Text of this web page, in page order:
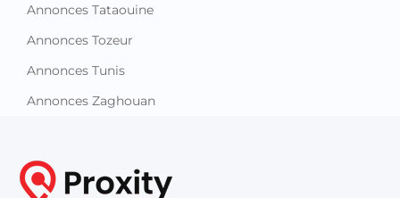
Annonces Tataouine
Annonces Tozeur
Annonces Tunis
Annonces Zaghouan